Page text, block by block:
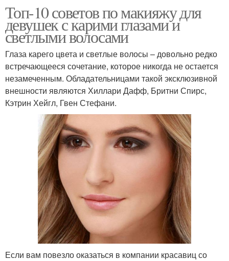
Топ-10 советов по макияжу для
девушек с карими глазами и
светлыми волосами
Глаза карего цвета и светлые волосы – довольно редко
встречающееся сочетание, которое никогда не остается
незамеченным. Обладательницами такой эксклюзивной
внешности являются Хиллари Дафф, Бритни Спирс,
Кэтрин Хейгл, Гвен Стефани.
Если вам повезло оказаться в компании красавиц со